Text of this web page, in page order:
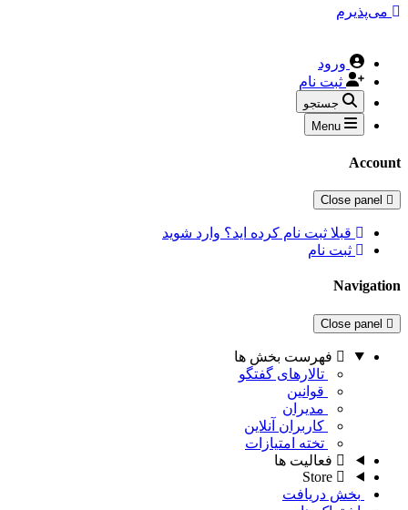
می‌پذیرم
ورود
ثبت نام
جستجو
Menu
Account
Close panel
قبلا ثبت نام کرده اید؟ وارد شوید
ثبت نام
Navigation
Close panel
فهرست بخش ها
تالارهای گفتگو
قوانین
مدیران
کاربران آنلاین
تخته امتیازات
فعالیت ها
Store
بخش دریافت